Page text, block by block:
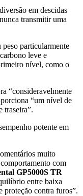
em descidas
transmitir uma
particularmente
leve e
nível, como o
“consideravelmente
“um nível de
traseira”.
potente em
muito
com
GP5000S TR
entre baixa
proteção contra furos”.